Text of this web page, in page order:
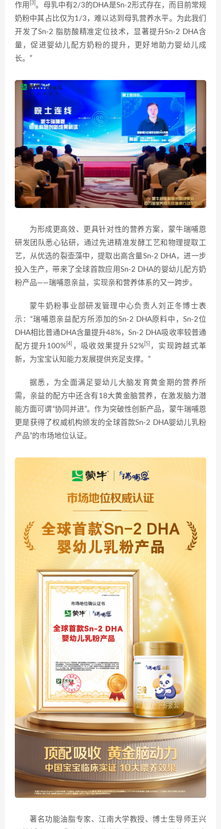
作用 [3] 。母乳中有2/3的DHA是Sn-2形式存在，而目前常规
奶粉中其占比仅为1/3，难以达到母乳营养水平。为此我们
开发了Sn-2 脂肪酸精准定位技术，显著提升Sn-2 DHA含
量，促进婴幼儿配方奶粉的提升，更好地助力婴幼儿成
长。”
为形成更高效、更具针对性的营养方案，蒙牛瑞哺恩
研发团队悉心钻研，通过先进精准发酵工艺和物理提取工
艺，从优选的裂壶藻中，提取出高含量Sn-2 DHA，进一步
投入生产，带来了全球首款应用Sn-2 DHA的婴幼儿配方奶
粉产品——瑞哺恩亲益，实现亲和营养体系的又一跨步。
蒙牛奶粉事业部研发管理中心负责人刘正冬博士表
示：“瑞哺恩亲益配方所添加的Sn-2 DHA原料中，Sn-2位
DHA相比普通DHA含量提升48%，Sn-2 DHA吸收率较普通
配方提升100% [4] ，吸收效果提升52% [5] ，实现跨越式革
新，为宝宝认知能力发展提供充足支撑。”
据悉，为全面满足婴幼儿大脑发育黄金期的营养所
需，亲益的配方中还含有18大黄金脑营养，在激发脑力潜
能方面可谓“协同并进”。作为突破性创新产品，蒙牛瑞哺恩
更是获得了权威机构颁发的全球首款Sn-2 DHA婴幼儿乳粉
产品”的市场地位认证。
著名功能油脂专家、江南大学教授、博士生导师王兴